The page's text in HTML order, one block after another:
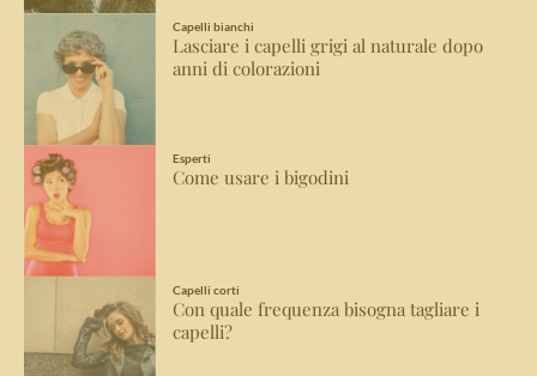
Capelli bianchi
Lasciare i capelli grigi al naturale dopo
anni di colorazioni
Esperti
Come usare i bigodini
Capelli corti
Con quale frequenza bisogna tagliare i
capelli?